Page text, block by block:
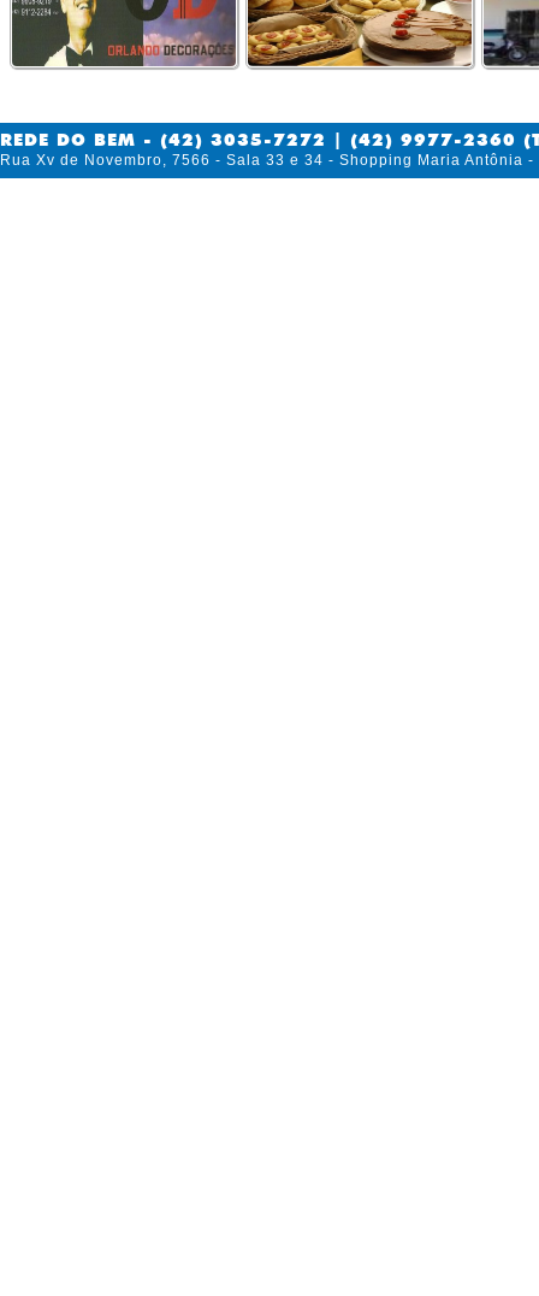
REDE DO BEM - (42) 3035-7272 | (42) 9977-2360
Rua Xv de Novembro, 7566 - Sala 33 e 34 - Shopping Maria Antônia -